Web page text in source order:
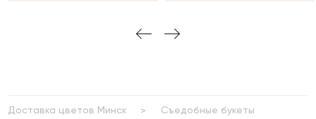
Доставка цветов Минск
Съедобные букеты